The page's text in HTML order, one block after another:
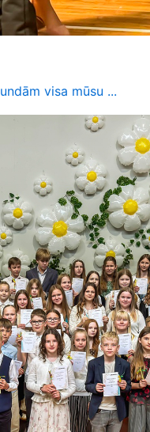
visa mūsu ...